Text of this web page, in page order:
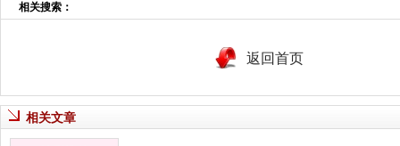
相关搜索：
返回首页
相关文章